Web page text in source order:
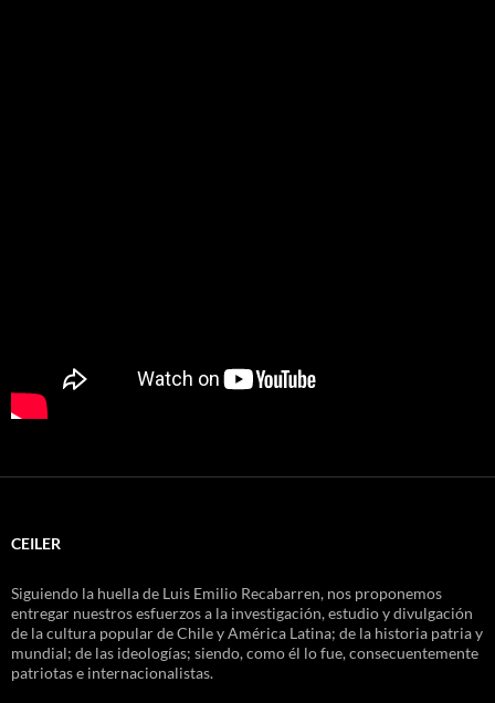
CEILER
Siguiendo la huella de Luis Emilio Recabarren, nos proponemos
entregar nuestros esfuerzos a la investigación, estudio y divulgación
de la cultura popular de Chile y América Latina; de la historia patria y
mundial; de las ideologías; siendo, como él lo fue, consecuentemente
patriotas e internacionalistas.